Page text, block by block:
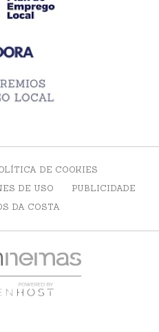
DE COOKIES
DE USO
PUBLICIDADE
DA COSTA